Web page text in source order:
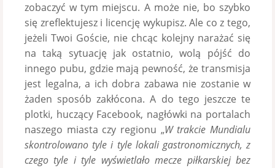
zobaczyć w tym miejscu. A może nie, bo szybko
się zreflektujesz i licencję wykupisz. Ale co z tego,
jeżeli Twoi Goście, nie chcąc kolejny narażać się
na taką sytuację jak ostatnio, wolą pójść do
innego pubu, gdzie mają pewność, że transmisja
jest legalna, a ich dobra zabawa nie zostanie w
żaden sposób zakłócona. A do tego jeszcze te
plotki, huczący Facebook, nagłówki na portalach
naszego miasta czy regionu „W trakcie Mundialu
skontrolowano tyle i tyle lokali gastronomicznych, z
czego tyle i tyle wyświetlało mecze piłkarskiej bez